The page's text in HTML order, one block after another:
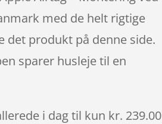
med de helt rigtige
produkt på denne side.
sparer husleje til en
i dag til kun kr. 239.00